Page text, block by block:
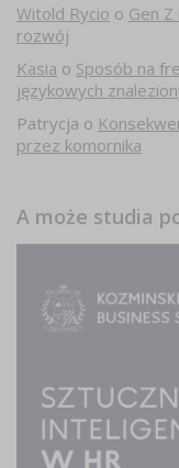
Witold Rycio o Gen
rozwój
Kasia o Sposób na
językowych
Patrycja o
przez komornika
A może studia